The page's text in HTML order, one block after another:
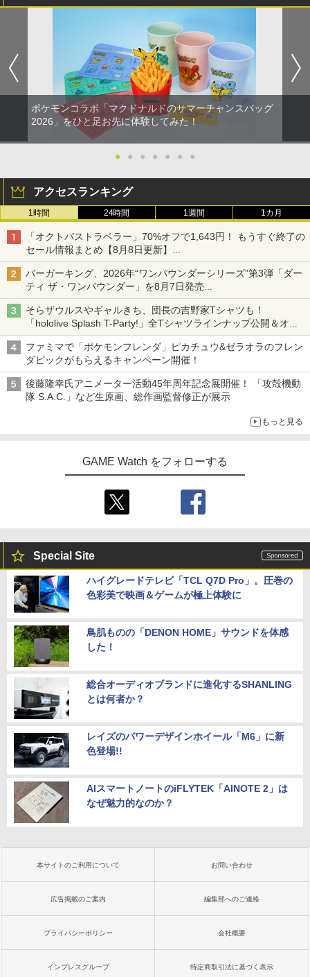
ポケモンコラボ「マクドナルドのサマーチャンスバッグ
2026」をひと足お先に体験してみた！
● ● ● ● ● ● ●
アクセスランキング
1時間 24時間 1週間 1カ月
「オクトパストラベラー」70%オフで1,643円！ もうすぐ終了の
セール情報まとめ【8月8日更新】
ニンテンドーeショップでは「大神 絶景版」が67%オフで990円
バーガーキング、2026年“ワンパウンダーシリーズ”第3弾「ダー
ティ ザ・ワンパウンダー」を8月7日発売
「特製ガーリックマヨソース」を使用した超大型チーズバーガー
そらザウルスやギャルきち、団長の吉野家Tシャツも！
「hololive Splash T-Party!」全Tシャツラインナップ公開＆オン
ライン販売開始
ファミマで「ポケモンフレンダ」ピカチュウ&ゼラオラのフレン
ダピックがもらえるキャンペーン開催！
後藤隆幸氏アニメーター活動45年周年記念展開催！ 「攻殻機動
隊 S.A.C.」など生原画、総作画監督修正が展示
もっと見る
GAME Watch をフォローする
Special Site
ハイグレードテレビ「TCL Q7D Pro」。圧巻の
色彩美で映画＆ゲームが極上体験に
鳥肌ものの「DENON HOME」サウンドを体感
した！
総合オーディオブランドに進化するSHANLING
とは何者か？
レイズのパワーデザインホイール「M6」に新
色登場!!
AIスマートノートのiFLYTEK「AINOTE 2」は
なぜ魅力的なのか？
本サイトのご利用について お問い合わせ
広告掲載のご案内 編集部へのご連絡
プライバシーポリシー 会社概要
インプレスグループ 特定商取引法に基づく表示